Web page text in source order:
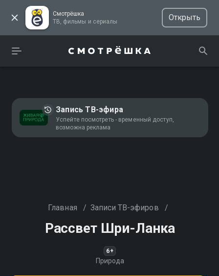
Смотрёшка
ТВ, фильмы и сериалы
Открыть
Запись ТВ-эфира
Успейте посмотреть - временный доступ,
возможна реклама
Главная / Записи ТВ-эфиров /
Рассвет Шри-Ланка
6+
Природа